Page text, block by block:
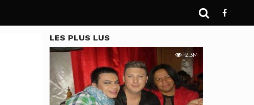
LES PLUS LUS
2.3M